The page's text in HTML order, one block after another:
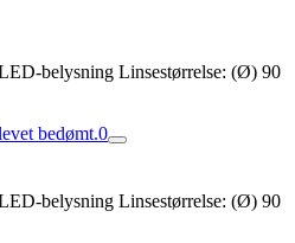
belysning Linsestørrelse: (Ø) 90
bedømt.0
belysning Linsestørrelse: (Ø) 90